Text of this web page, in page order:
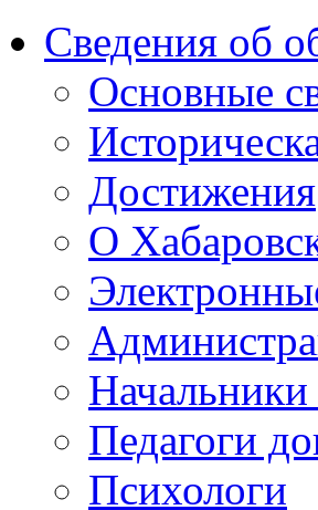
Сведения об
Основные
Достижения
О
Начальники
Педагоги
Психологи